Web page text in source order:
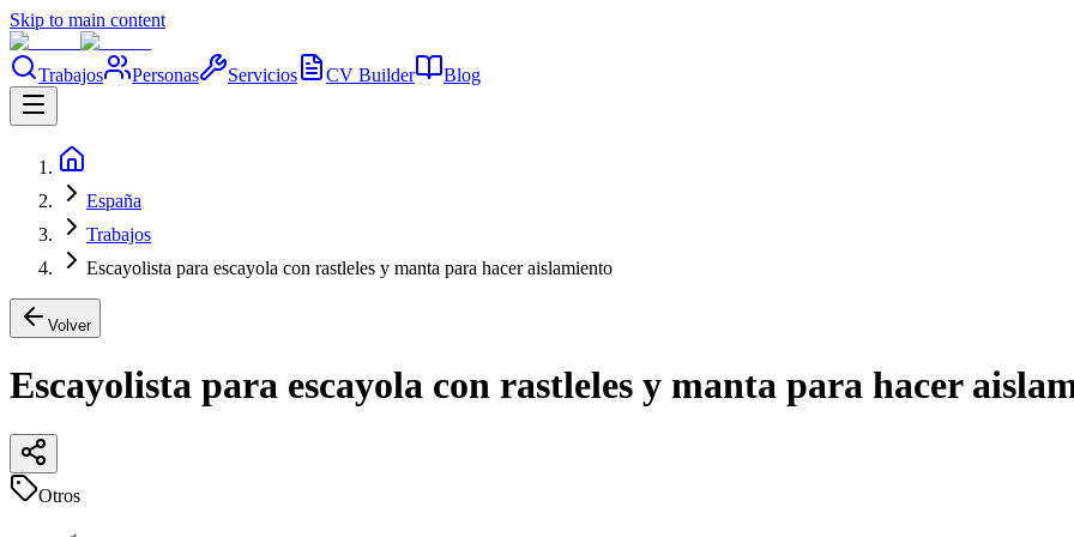
Skip to main content
Trabajos Personas Servicios CV Builder Blog
España
Trabajos
Escayolista para escayola con rastleles y manta para hacer aislamiento
Volver
Escayolista para escayola con rastleles y manta para hacer
Otros